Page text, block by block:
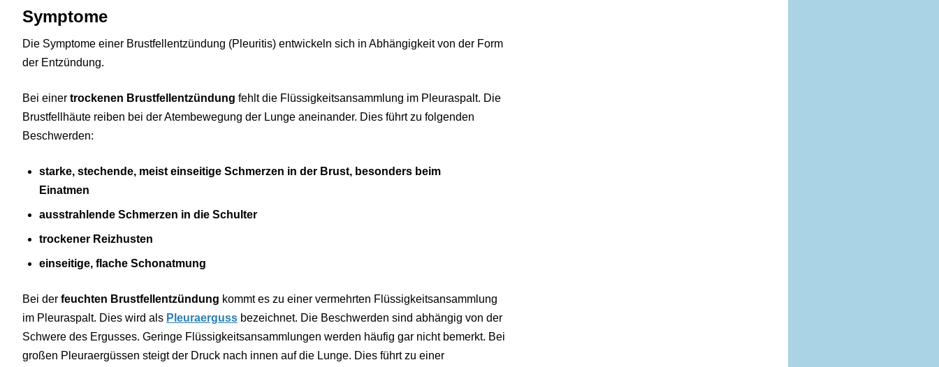
Symptome
Die Symptome einer Brustfellentzündung (Pleuritis) entwickeln sich in Abhängigkeit von der Form
der Entzündung.
Bei einer trockenen Brustfellentzündung fehlt die Flüssigkeitsansammlung im Pleuraspalt. Die
Brustfellhäute reiben bei der Atembewegung der Lunge aneinander. Dies führt zu folgenden
Beschwerden:
starke, stechende, meist einseitige Schmerzen in der Brust, besonders beim
Einatmen
ausstrahlende Schmerzen in die Schulter
trockener Reizhusten
einseitige, flache Schonatmung
Bei der feuchten Brustfellentzündung kommt es zu einer vermehrten Flüssigkeitsansammlung
im Pleuraspalt. Dies wird als Pleuraerguss bezeichnet. Die Beschwerden sind abhängig von der
Schwere des Ergusses. Geringe Flüssigkeitsansammlungen werden häufig gar nicht bemerkt. Bei
großen Pleuraergüssen steigt der Druck nach innen auf die Lunge. Dies führt zu einer